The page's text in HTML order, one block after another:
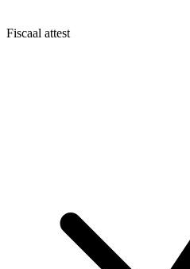
Fiscaal attest